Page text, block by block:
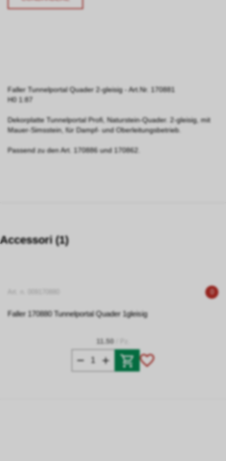
Faller Tunnelportal Quader 2-gleisig - Art.Nr. 170881
H0 1:87
Dekorplatte Tunnelportal Profi, Naturstein-Quader. 2-gleisig, mit
Mauer-Simsstein, für Dampf- und Oberleitungs­betrieb.
Passend zu den Art. 170886 und 170862.
Accessori (1)
Faller 170880 Tunnelportal Quader 1gleisig
11.50